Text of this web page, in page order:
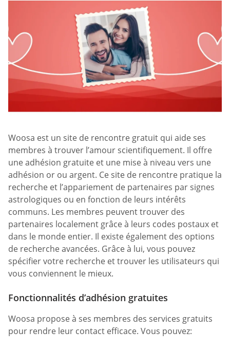
Woosa est un site de rencontre gratuit qui aide ses
membres à trouver l’amour scientifiquement. Il offre
une adhésion gratuite et une mise à niveau vers une
adhésion or ou argent. Ce site de rencontre pratique la
recherche et l’appariement de partenaires par signes
astrologiques ou en fonction de leurs intérêts
communs. Les membres peuvent trouver des
partenaires localement grâce à leurs codes postaux et
dans le monde entier. Il existe également des options
de recherche avancées. Grâce à lui, vous pouvez
spécifier votre recherche et trouver les utilisateurs qui
vous conviennent le mieux.
Fonctionnalités d’adhésion gratuites
Woosa propose à ses membres des services gratuits
pour rendre leur contact efficace. Vous pouvez: